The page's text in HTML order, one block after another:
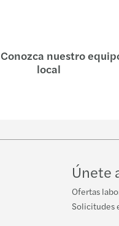
Conozca nuestro
local
Únete
Ofertas
Solicitudes